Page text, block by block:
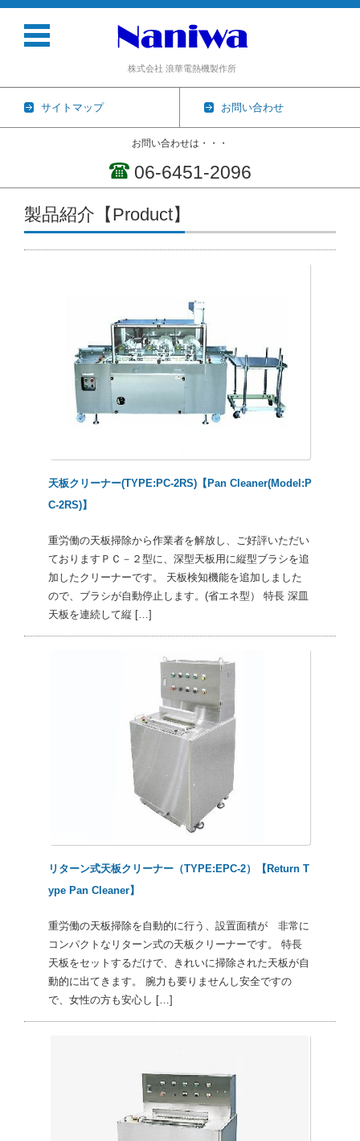
株式会社 浪華電熱機製作所
サイトマップ お問い合わせ
お問い合わせは・・・
06-6451-2096
コンテンツに移動
製品紹介【Product】
天板クリーナー(TYPE:PC-2RS)【Pan Cleaner(Model:P
C-2RS)】
重労働の天板掃除から作業者を解放し、ご好評いただい
ておりますＰＣ－２型に、深型天板用に縦型ブラシを追
加したクリーナーです。 天板検知機能を追加しました
ので、ブラシが自動停止します。(省エネ型） 特長 深皿
天板を連続して縦 […]
リターン式天板クリーナー（TYPE:EPC-2）【Return T
ype Pan Cleaner】
重労働の天板掃除を自動的に行う、設置面積が 非常に
コンパクトなリターン式の天板クリーナーです。 特長
天板をセットするだけで、きれいに掃除された天板が自
動的に出てきます。 腕力も要りませんし安全ですの
で、女性の方も安心し […]